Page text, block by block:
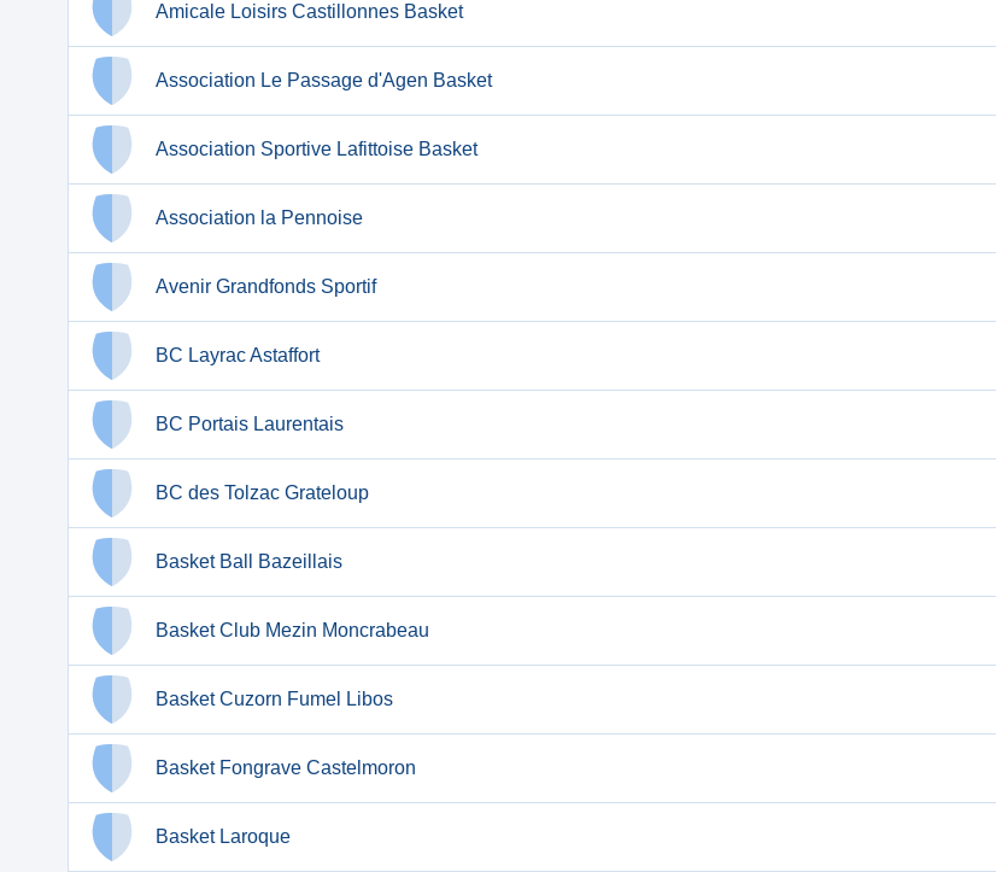
Amicale Loisirs Castillonnes Basket
Association Le Passage d'Agen Basket
Association Sportive Lafittoise Basket
Association la Pennoise
Avenir Grandfonds Sportif
BC Layrac Astaffort
BC Portais Laurentais
BC des Tolzac Grateloup
Basket Ball Bazeillais
Basket Club Mezin Moncrabeau
Basket Cuzorn Fumel Libos
Basket Fongrave Castelmoron
Basket Laroque